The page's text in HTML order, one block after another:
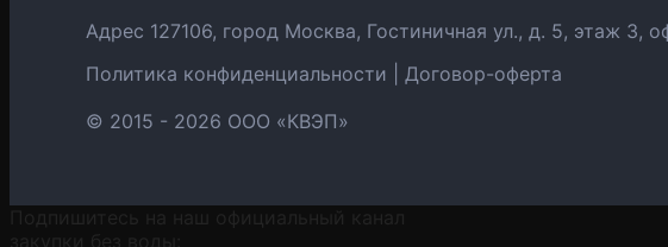
Адрес 127106, город Москва, Гостиничная ул., д. 5, этаж
Политика конфиденциальности
Договор-оферта
© 2015 - 2026 ООО «КВЭП»